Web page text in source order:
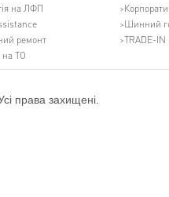
на ЛФП
ремонт
на ТО
Шинний
TRADE-IN
права захищені.